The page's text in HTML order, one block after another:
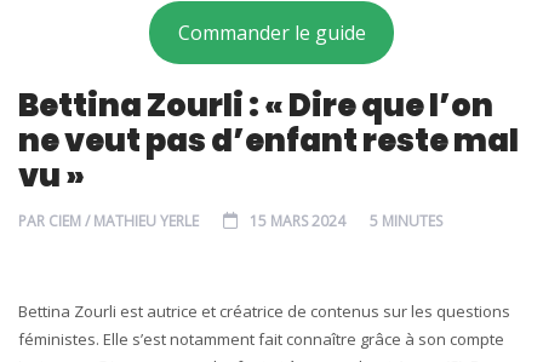
Commander le guide
Bettina Zourli : « Dire que l’on
ne veut pas d’enfant reste mal
vu »
PAR CIEM / MATHIEU YERLE 15 MARS 2024 5 MINUTES
Bettina Zourli est autrice et créatrice de contenus sur les questions
féministes. Elle s’est notamment fait connaître grâce à son compte